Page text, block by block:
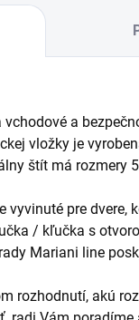
a
vložky je
štít má rozmery
vyvinuté pre
/ kľučka s
Mariani line
rozhodnutí, akú